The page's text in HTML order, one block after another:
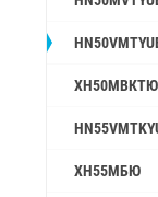
ХН55МБЮ